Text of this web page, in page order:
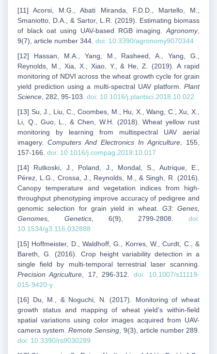
[11] Acorsi, M.G., Abati Miranda, F.D.D., Martello, M.,
Smaniotto, D.A., & Sartor, L.R. (2019). Estimating biomass
of black oat using UAV-based RGB imaging. Agronomy,
9(7), article number 344. doi: 10.3390/agronomy9070344
[12] Hassan, M.A., Yang, M., Rasheed, A., Yang, G.,
Reynolds, M., Xia, X., Xiao, Y., & He, Z. (2019). A rapid
monitoring of NDVI across the wheat growth cycle for grain
yield prediction using a multi-spectral UAV platform. Plant
Science , 282, 95-103. doi: 10.1016/j.plantsci.2018.10.022
[13] Su, J., Liu, C., Coombes, M., Hu, X., Wang, C., Xu, X.,
Li, Q., Guo, L., & Chen, W.H. (2018). Wheat yellow rust
monitoring by learning from multispectral UAV aerial
imagery. Computers And Electronics In Agriculture , 155,
157-166. doi: 10.1016/j.compag.2018.10.017
[14] Rutkoski, J., Poland, J., Mondal, S., Autrique, E.,
Pérez, L.G., Crossa, J., Reynolds, M., & Singh, R. (2016).
Canopy temperature and vegetation indices from high-
throughput phenotyping improve accuracy of pedigree and
genomic selection for grain yield in wheat. G3: Genes,
Genomes, Genetics , 6(9), 2799-2808. doi:
10.1534/g3.116.032888
[15] Hoffmeister, D., Waldhoff, G., Korres, W., Curdt, C., &
Bareth, G. (2016). Crop height variability detection in a
single field by multi-temporal terrestrial laser scanning.
Precision Agriculture , 17, 296-312. doi: 10.1007/s11119-
015-9420-y
[16] Du, M., & Noguchi, N. (2017). Monitoring of wheat
growth status and mapping of wheat yield’s within-field
spatial variations using color images acquired from UAV-
camera system.Remote Sensing , 9(3), article number 289.
doi: 10.3390/rs9030289